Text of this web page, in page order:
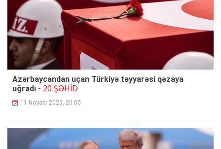
Azərbaycandan uçan Türkiyə təyyarəsi qəzaya
uğradı - 20 ŞƏHİD
11 Noyabr 2025, 20:00